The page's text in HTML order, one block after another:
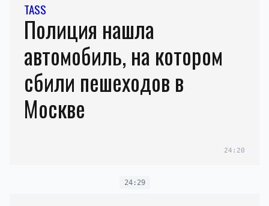
TASS
Полиция нашла
автомобиль, на котором
сбили пешеходов в
Москве
24:20
24:29